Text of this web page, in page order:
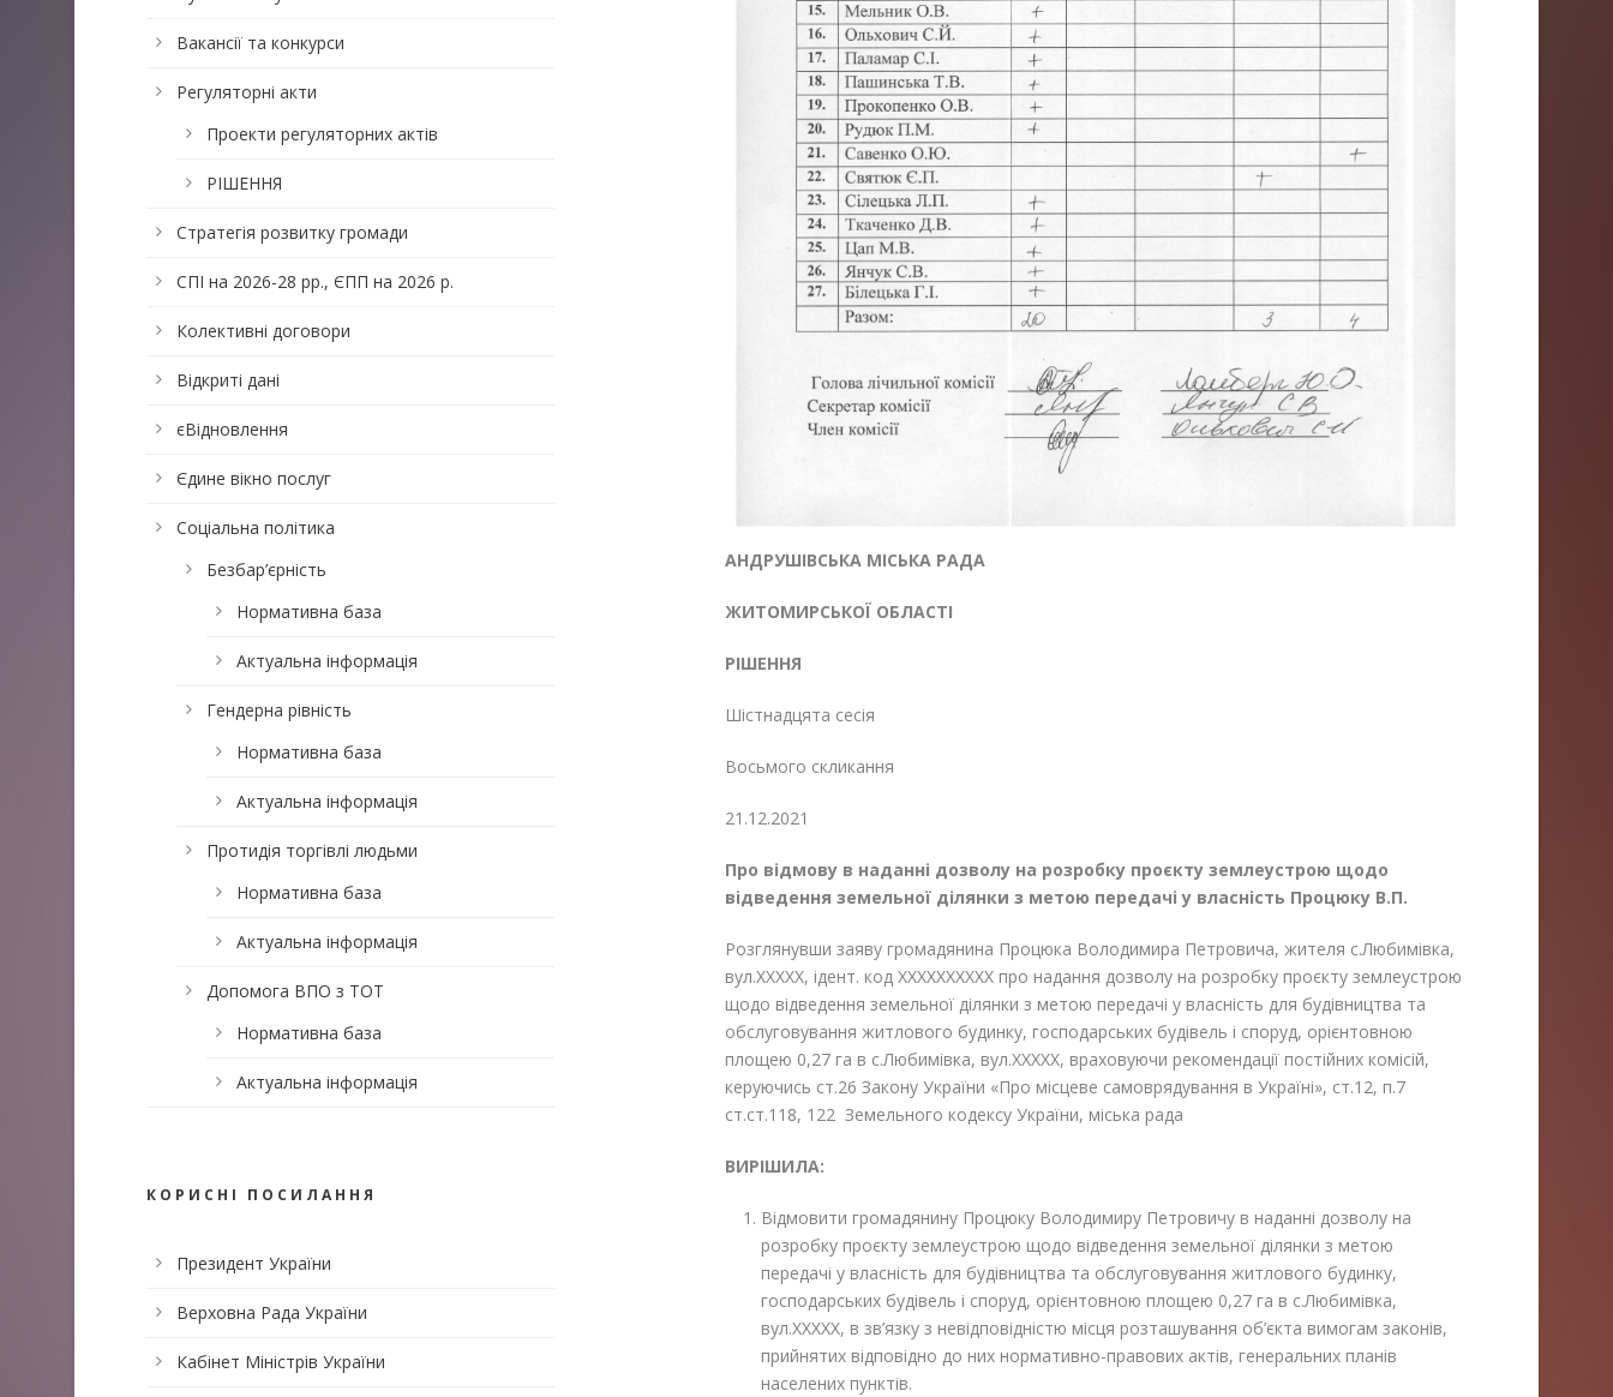
АНДРУШІВСЬКА МІСЬКА РАДА
ЖИТОМИРСЬКОЇ ОБЛАСТІ
РІШЕННЯ
Шістнадцята сесія
Восьмого скликання
21.12.2021
Про відмову в наданні дозволу на розробку проєкту землеустрою щодо
відведення земельної ділянки з метою передачі у власність Процюку В.П.
Розглянувши заяву громадянина Процюка Володимира Петровича, жителя с.Любимівка,
вул.XXXXX, ідент. код XXXXXXXXXX про надання дозволу на розробку проєкту землеустрою
щодо відведення земельної ділянки з метою передачі у власність для будівництва та
обслуговування житлового будинку, господарських будівель і споруд, орієнтовною
площею 0,27 га в с.Любимівка, вул.XXXXX, враховуючи рекомендації постійних комісій,
керуючись ст.26 Закону України «Про місцеве самоврядування в Україні», ст.12, п.7
ст.ст.118, 122 Земельного кодексу України, міська рада
ВИРІШИЛА:
Відмовити громадянину Процюку Володимиру Петровичу в наданні дозволу на
розробку проєкту землеустрою щодо відведення земельної ділянки з метою
передачі у власність для будівництва та обслуговування житлового будинку,
господарських будівель і споруд, орієнтовною площею 0,27 га в с.Любимівка,
вул.XXXXX, в зв’язку з невідповідністю місця розташування об’єкта вимогам законів,
прийнятих відповідно до них нормативно-правових актів, генеральних планів
населених пунктів.
Вакансії та конкурси
Регуляторні акти
Проекти регуляторних актів
РІШЕННЯ
Стратегія розвитку громади
СПІ на 2026-28 рр., ЄПП на 2026 р.
Колективні договори
Відкриті дані
єВідновлення
Єдине вікно послуг
Соціальна політика
Безбар’єрність
Нормативна база
Актуальна інформація
Гендерна рівність
Нормативна база
Актуальна інформація
Протидія торгівлі людьми
Нормативна база
Актуальна інформація
Допомога ВПО з ТОТ
Нормативна база
Актуальна інформація
КОРИСНІ ПОСИЛАННЯ
Президент України
Верховна Рада України
Кабінет Міністрів України